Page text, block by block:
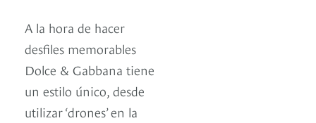
A la hora de hacer
desfiles memorables
Dolce & Gabbana tiene
un estilo único, desde
utilizar ‘drones’ en la